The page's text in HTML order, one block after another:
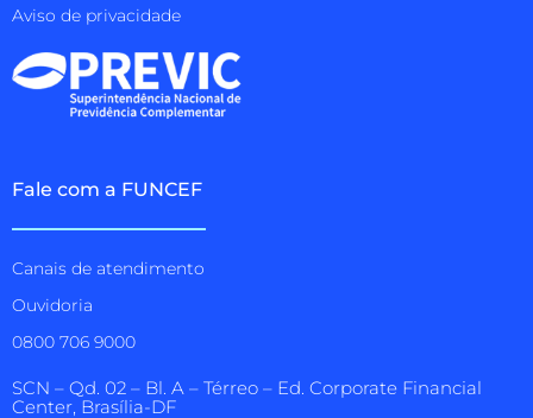
Aviso de privacidade
Fale com a FUNCEF
Canais de atendimento
Ouvidoria
0800 706 9000
SCN – Qd. 02 – Bl. A – Térreo – Ed. Corporate Financial
Center, Brasília-DF